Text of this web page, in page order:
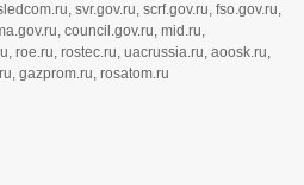
svr.gov.ru, scrf.gov.ru, fso.gov.ru,
council.gov.ru, mid.ru,
roe.ru, rostec.ru, uacrussia.ru, aoosk.ru,
gazprom.ru, rosatom.ru